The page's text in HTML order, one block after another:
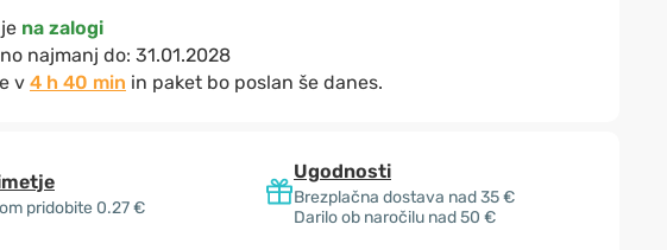
na zalogi
najmanj do: 31.01.2028
v 4 h 40 min in paket bo poslan še danes.
pridobite 0.27 €
Ugodnosti
Brezplačna dostava nad 35 €
Darilo ob naročilu nad 50 €